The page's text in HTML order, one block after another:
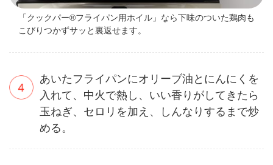
「クックパー®フライパン用ホイル」なら下味のついた鶏肉も
こびりつかずサッと裏返せます。
あいたフライパンにオリーブ油とにんにくを
入れて、中火で熱し、いい香りがしてきたら
玉ねぎ、セロリを加え、しんなりするまで炒
める。